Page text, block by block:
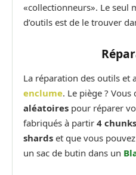
«collectionneurs». Le seul
d’outils est de le trouver
La réparation des outils et
enclume. Le piège ?
aléatoires pour réparer
fabriqués à partir 4 chunks
shards et que vous
un sac de butin dans un